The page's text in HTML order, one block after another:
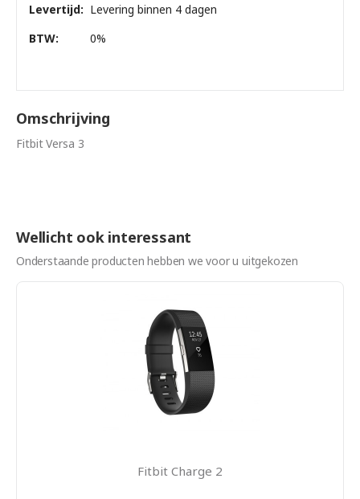
Levertijd: Levering binnen 4 dagen
BTW:
0%
Omschrijving
Fitbit Versa 3
Wellicht ook interessant
Onderstaande producten hebben we voor u uitgekozen
Fitbit Charge 2